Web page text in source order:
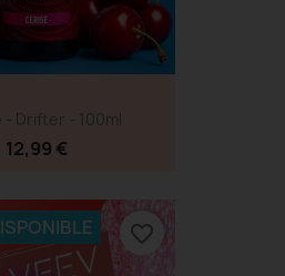
- Drifter - 100ml
12,99 €
favorite_border